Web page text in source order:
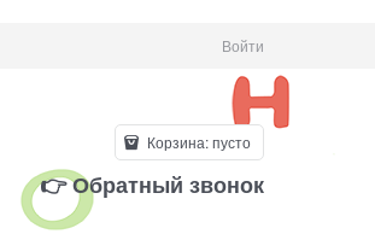
Войти
Корзина:пусто
👉 Обратный звонок